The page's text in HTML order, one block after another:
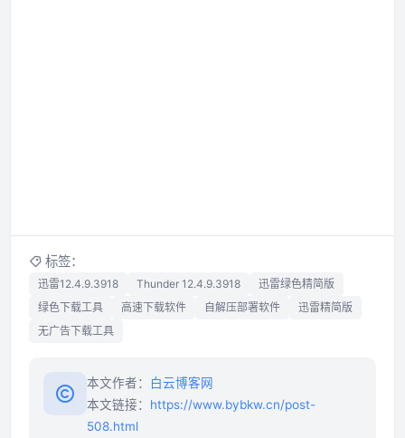
标签：
迅雷12.4.9.3918 Thunder 12.4.9.3918
迅雷绿色精简版
绿色下载工具
高速下载软件 自解压部署软件
迅雷精简版
无广告下载工具
本文作者：
白云博客网
本文链接： https://www.bybkw.cn/post-
508.html